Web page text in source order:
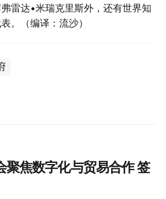
雷达•米瑞克里斯外，还有世界知
。（编译：流沙）
聚焦数字化与贸易合作 签